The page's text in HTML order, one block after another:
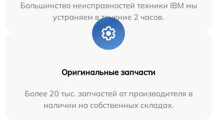
Большинство неисправностей техники IBM мы
устраняем в течение 2 часов.
Оригинальные запчасти
Более 20 тыс. запчастей от производителя в
наличии на собственных складах.